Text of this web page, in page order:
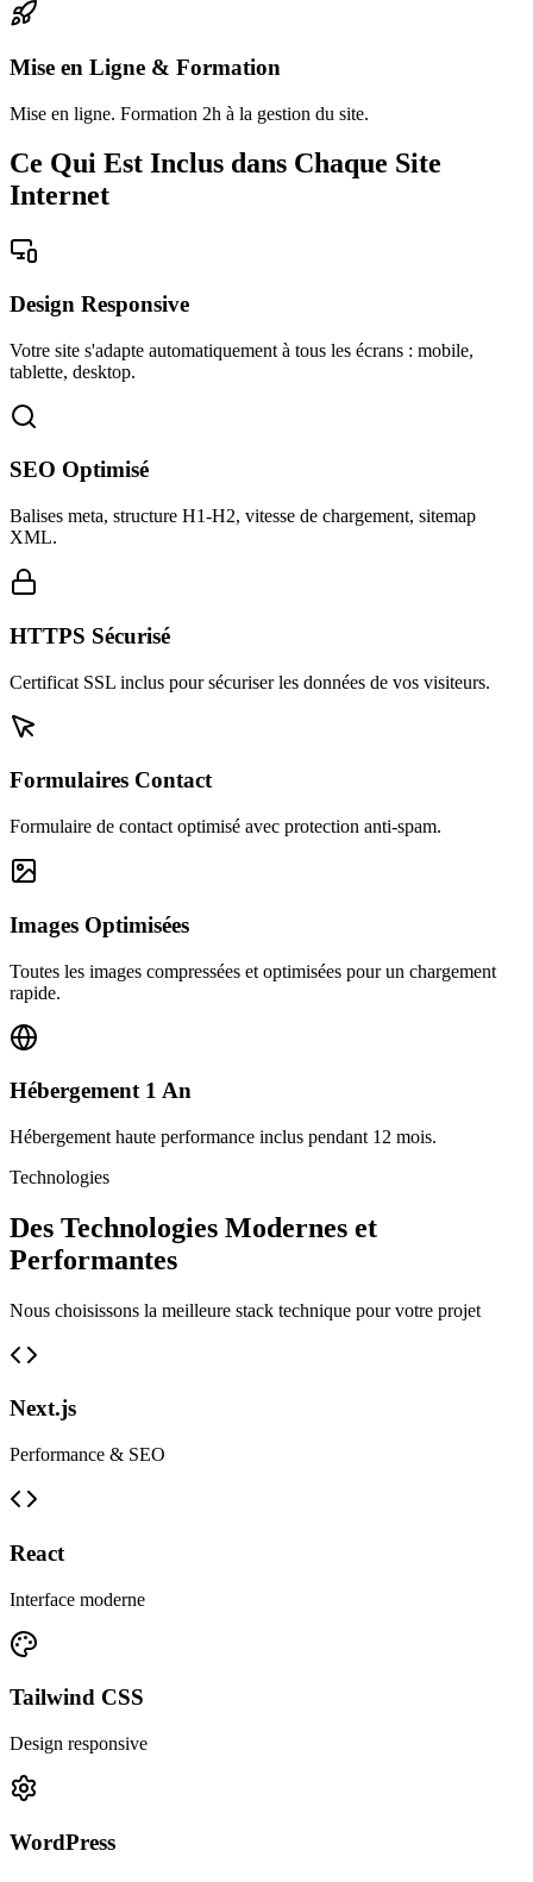
Mise en Ligne & Formation
Mise en ligne. Formation 2h à la gestion du site.
Ce Qui Est Inclus dans Chaque Site
Internet
Design Responsive
Votre site s'adapte automatiquement à tous les écrans : mobile,
tablette, desktop.
SEO Optimisé
Balises meta, structure H1-H2, vitesse de chargement, sitemap
XML.
HTTPS Sécurisé
Certificat SSL inclus pour sécuriser les données de vos visiteurs.
Formulaires Contact
Formulaire de contact optimisé avec protection anti-spam.
Images Optimisées
Toutes les images compressées et optimisées pour un chargement
rapide.
Hébergement 1 An
Hébergement haute performance inclus pendant 12 mois.
Technologies
Des Technologies Modernes et
Performantes
Nous choisissons la meilleure stack technique pour votre projet
Next.js
Performance & SEO
React
Interface moderne
Tailwind CSS
Design responsive
WordPress